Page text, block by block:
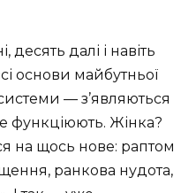
далі і навіть
основи майбутньої
— з’являються
функціюють. Жінка?
на щось нове: раптом
ранкова нудота,